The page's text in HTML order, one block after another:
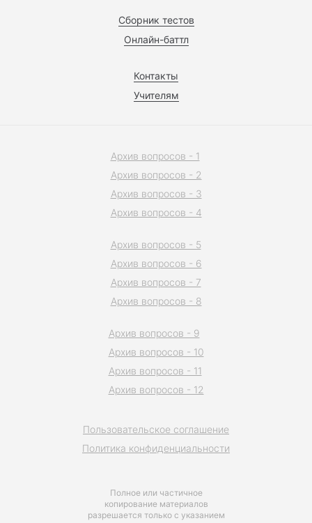
Сборник тестов
Онлайн-баттл
Контакты
Учителям
Полное или частичное
копирование материалов
разрешается только с указанием
Пользовательское соглашение
Политика конфиденциальности
Архив вопросов - 1
Архив вопросов - 2
Архив вопросов - 3
Архив вопросов - 4
Архив вопросов - 5
Архив вопросов - 6
Архив вопросов - 7
Архив вопросов - 8
Архив вопросов - 9
Архив вопросов - 10
Архив вопросов - 11
Архив вопросов - 12